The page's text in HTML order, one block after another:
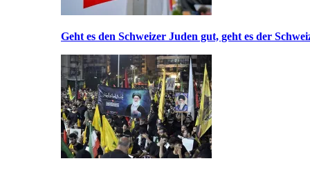
Geht es den Schweizer Juden gut, geht es der